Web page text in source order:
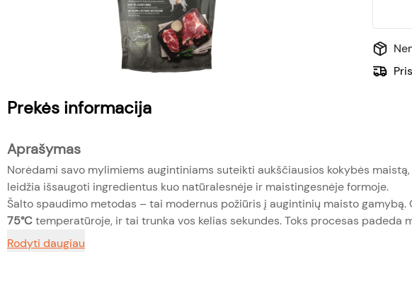
Prekės informacija
Aprašymas
Norėdami savo mylimiems augintiniams suteikti aukščiausios kokybės
leidžia išsaugoti ingredientus kuo natūralesnėje ir maistingesnėje formoje.
Šalto spaudimo metodas – tai modernus požiūris į augintinių maisto
75°Ctemperatūroje, ir tai trunka vos kelias sekundes. Toks procesas padeda
Rodyti daugiau